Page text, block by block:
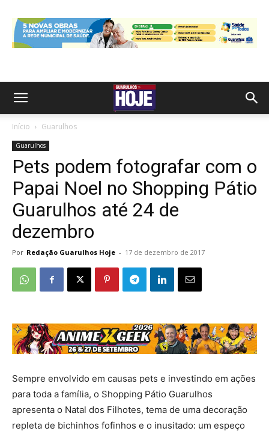
Início Guarulhos
Guarulhos
Pets podem fotografar com o
Papai Noel no Shopping Pátio
Guarulhos até 24 de
dezembro
Por Redação Guarulhos Hoje - 17 de dezembro de 2017
Sempre envolvido em causas pets e investindo em ações
para toda a família, o Shopping Pátio Guarulhos
apresenta o Natal dos Filhotes, tema de uma decoração
repleta de bichinhos fofinhos e o inusitado: um espeço